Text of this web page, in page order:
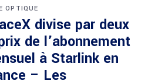
OPTIQUE
divise par deux
de l’abonnement
à Starlink en
– Les